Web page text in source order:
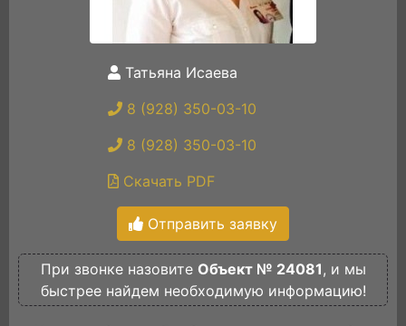
Татьяна Исаева
8 (928) 350-03-10
8 (928) 350-03-10
Скачать PDF
Отправить заявку
При звонке назовите Объект № 24081, и мы
быстрее найдем необходимую информацию!